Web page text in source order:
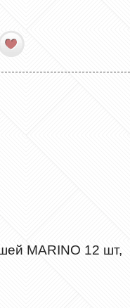
MARINO 12 шт,